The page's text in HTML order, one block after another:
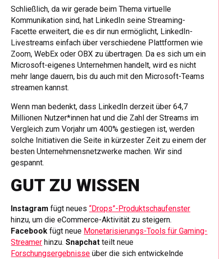
Schließlich, da wir gerade beim Thema virtuelle
Kommunikation sind, hat LinkedIn seine Streaming-
Facette erweitert, die es dir nun ermöglicht, LinkedIn-
Livestreams einfach über verschiedene Plattformen wie
Zoom, WebEx oder OBX zu übertragen. Da es sich um ein
Microsoft-eigenes Unternehmen handelt, wird es nicht
mehr lange dauern, bis du auch mit den Microsoft-Teams
streamen kannst.
Wenn man bedenkt, dass LinkedIn derzeit über 64,7
Millionen Nutzer*innen hat und die Zahl der Streams im
Vergleich zum Vorjahr um 400% gestiegen ist, werden
solche Initiativen die Seite in kürzester Zeit zu einem der
besten Unternehmensnetzwerke machen. Wir sind
gespannt.
GUT ZU WISSEN
Instagram fügt neues“Drops”-Produktschaufenster
hinzu, um die eCommerce-Aktivität zu steigern.
Facebook fügt neue Monetarisierungs-Tools für Gaming-
Streamer hinzu.Snapchat teilt neue
Forschungsergebnisse über die sich entwickelnde